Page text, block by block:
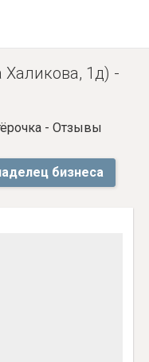
Халикова, 1д) -
- Отзывы
бизнеса